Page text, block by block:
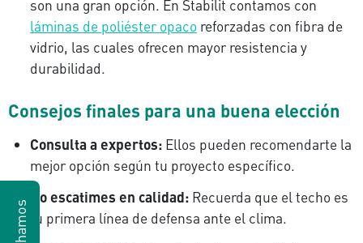
son una gran opción. En Stabilit contamos con
láminas de poliéster opacoreforzadas con fibra de
vidrio, las cuales ofrecen mayor resistencia y
durabilidad.
Consejos finales para una buena elección
Consulta a expertos:Ellos pueden recomendarte la
mejor opción según tu proyecto específico.
No escatimes en calidad:Recuerda que el techo es
tu primera línea de defensa ante el clima.